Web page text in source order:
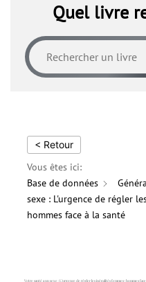
Quel livre
< Retour
Vous êtes ici:
Base de données
sexe : L'urgence de régler
hommes face à la santé
Votre santé a un sexe : L’urgence de régler les inégalités femmes-hommes face